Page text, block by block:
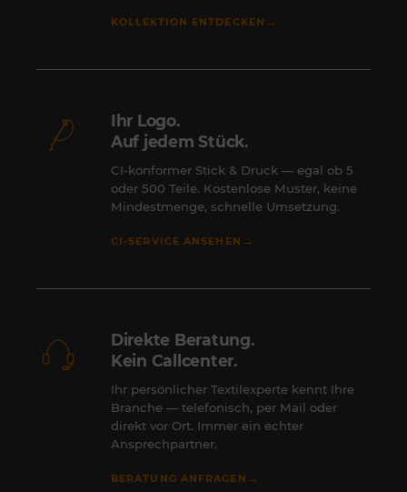
KOLLEKTION ENTDECKEN →
Ihr Logo.
Auf jedem Stück.
CI-konformer Stick & Druck — egal ob 5
oder 500 Teile. Kostenlose Muster, keine
Mindestmenge, schnelle Umsetzung.
CI-SERVICE ANSEHEN →
Direkte Beratung.
Kein Callcenter.
Ihr persönlicher Textilexperte kennt Ihre
Branche — telefonisch, per Mail oder
direkt vor Ort. Immer ein echter
Ansprechpartner.
BERATUNG ANFRAGEN →